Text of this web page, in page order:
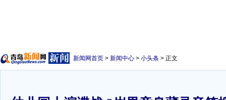
新闻网首页 > 新闻中心 > 小头条 > 正文